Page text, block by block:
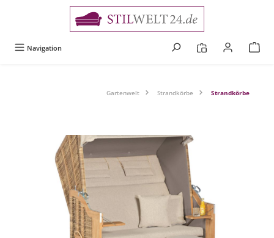
Navigation
Gartenwelt Strandkörbe Strandkörbe
Bildergalerie überspringen